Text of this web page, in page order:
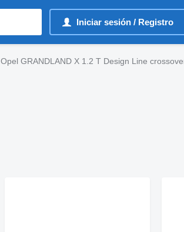
Iniciar sesión / Registro
Opel GRANDLAND X 1.2 T Design Line